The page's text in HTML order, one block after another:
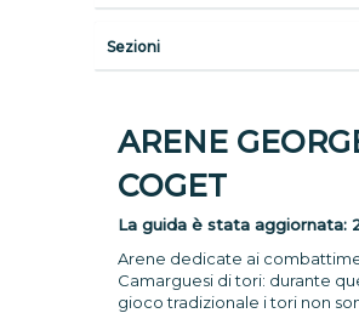
Sezioni
ARENE
COGET
La guida è stata aggiornata:
Arene dedicate ai
Camarguesi di tori: durante
gioco tradizionale i tori non